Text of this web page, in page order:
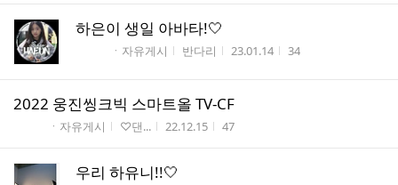
하은이 생일 아바타!🤍
게시판명
ㆍ자유게시 작성자
반다리 작성시간
23.01.14 조회수
34
2022 웅진씽크빅 스마트올 TV-CF
게시판명
ㆍ자유게시 작성자
♡댄... 작성시간
22.12.15 조회수
47
우리 하유니!!🤍